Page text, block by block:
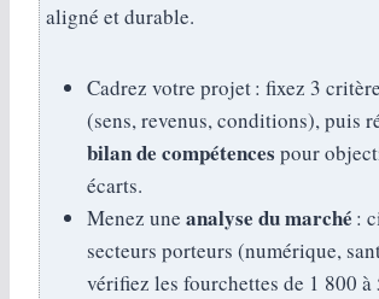
aligné et durable.
Cadrez votre projet : fixez 3
(sens, revenus, conditions), puis
bilan de compétences pour
écarts.
Menez une analyse du marché :
secteurs porteurs (numérique,
vérifiez les fourchettes de 1 800 à